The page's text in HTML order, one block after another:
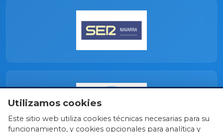
Utilizamos cookies
Este sitio web utiliza cookies técnicas necesarias para su
funcionamiento, y cookies opcionales para analítica y